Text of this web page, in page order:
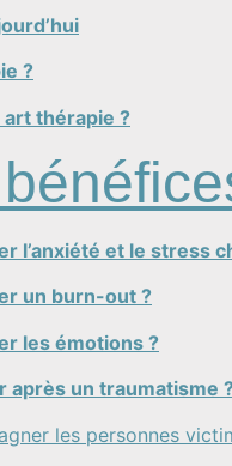
?
thérapie ?
l’anxiété et le stress
un burn-out ?
les émotions ?
après un traumatisme
les personnes